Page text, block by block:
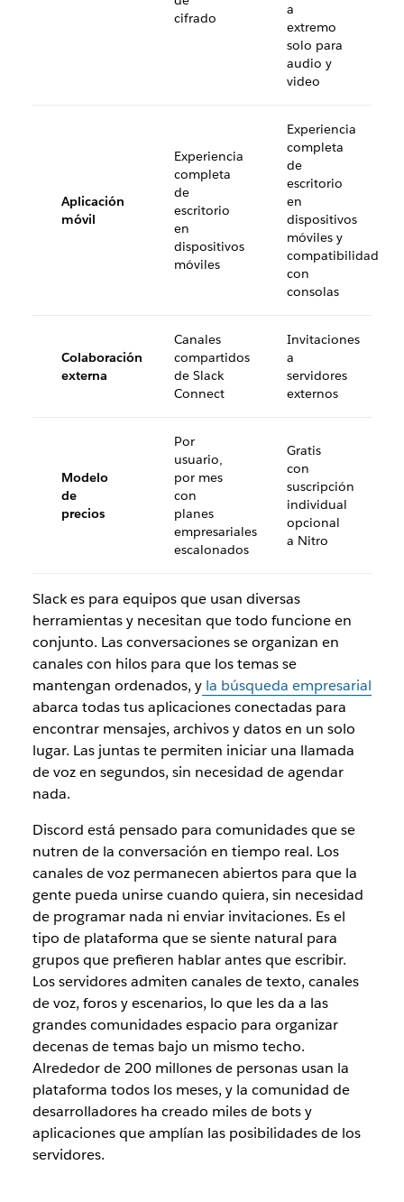
cifrado
a
extremo
solo para
audio y
video
Aplicación
móvil
Experiencia
completa
de
escritorio
en
dispositivos
móviles
Experiencia
completa
de
escritorio
en
dispositivos
móviles y
compatibilidad
con
consolas
Colaboración
externa
Canales
compartidos
de Slack
Connect
Invitaciones
a
servidores
externos
Modelo
de
precios
Por
usuario,
por mes
con
planes
empresariales
escalonados
Gratis
con
suscripción
individual
opcional
a Nitro
Slack es para equipos que usan diversas
herramientas y necesitan que todo funcione en
conjunto. Las conversaciones se organizan en
canales con hilos para que los temas se
mantengan ordenados, y la búsqueda empresarial
abarca todas tus aplicaciones conectadas para
encontrar mensajes, archivos y datos en un solo
lugar. Las juntas te permiten iniciar una llamada
de voz en segundos, sin necesidad de agendar
nada.
Discord está pensado para comunidades que se
nutren de la conversación en tiempo real. Los
canales de voz permanecen abiertos para que la
gente pueda unirse cuando quiera, sin necesidad
de programar nada ni enviar invitaciones. Es el
tipo de plataforma que se siente natural para
grupos que prefieren hablar antes que escribir.
Los servidores admiten canales de texto, canales
de voz, foros y escenarios, lo que les da a las
grandes comunidades espacio para organizar
decenas de temas bajo un mismo techo.
Alrededor de 200 millones de personas usan la
plataforma todos los meses, y la comunidad de
desarrolladores ha creado miles de bots y
aplicaciones que amplían las posibilidades de los
servidores.